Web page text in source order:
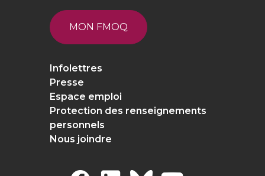
MON FMOQ
Infolettres
Presse
Espace emploi
Protection des renseignements
personnels
Nous joindre